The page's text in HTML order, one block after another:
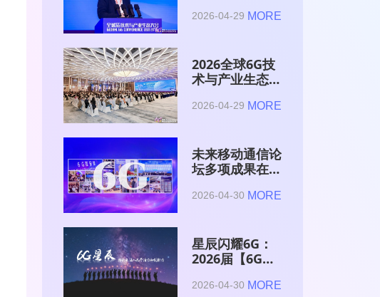
是赋能AI的发
2026-04-29 MORE
2026全球6G技
术与产业生态大
2026-04-29 MORE
未来移动通信论
坛多项成果在
术与产业生态大
2026-04-30 MORE
星辰闪耀6G：
2026届【6G星
与博士获颁证书
2026-04-30 MORE